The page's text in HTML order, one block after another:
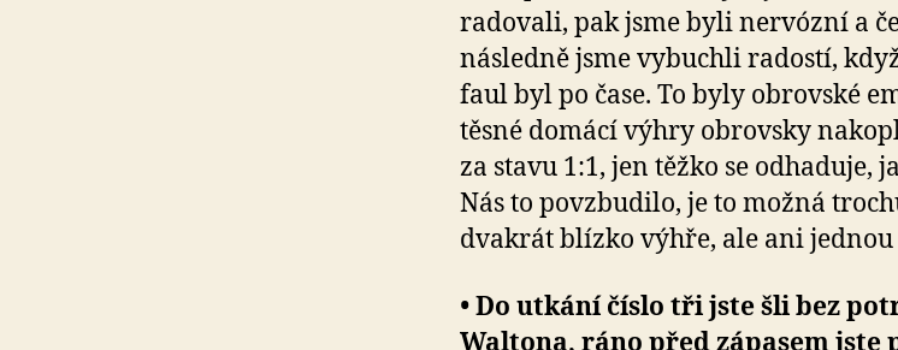
radovali, pak jsme byli nervózní a
následně jsme vybuchli radostí,
faul byl po čase. To byly obrovské
těsné domácí výhry obrovsky
za stavu 1:1, jen těžko se odhaduje,
Nás to povzbudilo, je to možná
dvakrát blízko výhře, ale ani jednou
• Do utkání číslo tři jste šli bez
Waltona, ráno před zápasem jste